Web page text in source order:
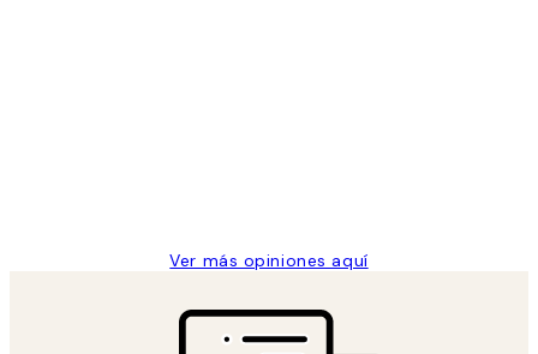
Ver más opiniones aquí